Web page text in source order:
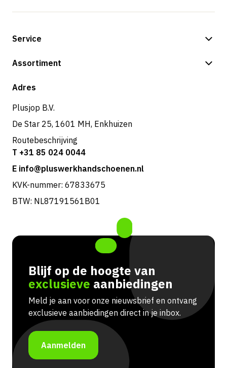
Service
Betalingsmogelijkheden
Retouren & service
Assortiment
Shop
Adres
Plusjop B.V.
De Star 25, 1601 MH, Enkhuizen
Routebeschrijving
T +31 85 024 0044
E info@pluswerkhandschoenen.nl
KVK-nummer: 67833675
BTW: NL87191561B01
Blijf op de hoogte van
exclusieve aanbiedingen
Meld je aan voor onze nieuwsbrief en ontvang
exclusieve aanbiedingen direct in je inbox.
Aanmelden